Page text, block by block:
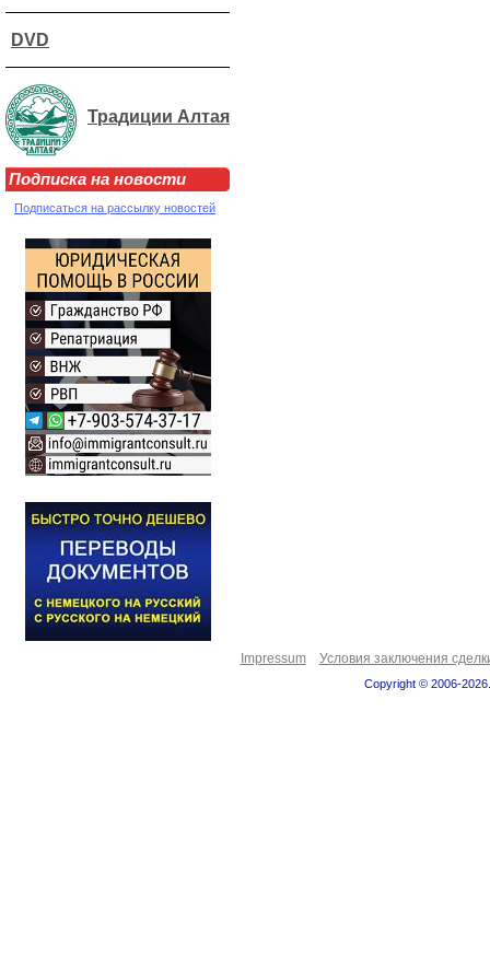
DVD
Традиции Алтая
Подписка на новости
Подписаться на рассылку новостей
Impressum Условия заключения
Copyright © 2006-